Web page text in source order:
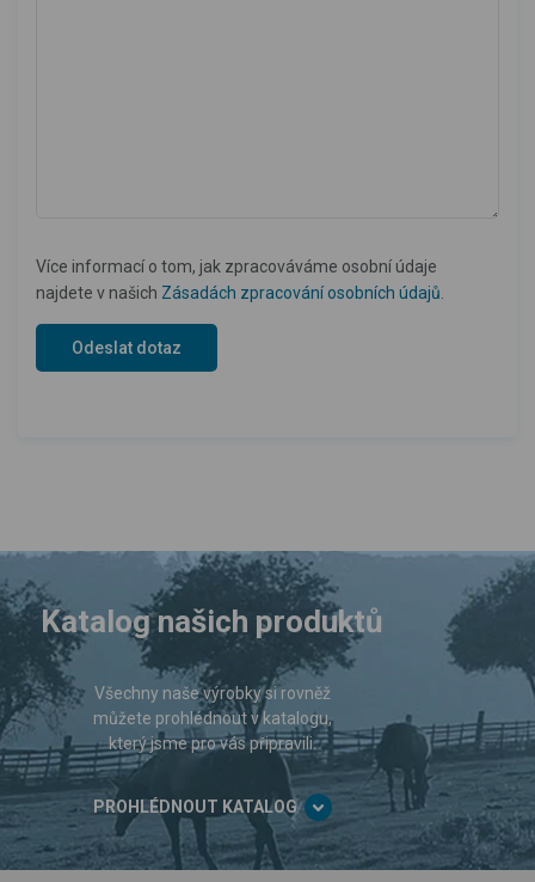
Více informací o tom, jak zpracováváme osobní údaje
najdete v našich Zásadách zpracování osobních údajů
Katalog našich produktů
Všechny naše výrobky si rovněž
můžete prohlédnout v katalogu,
který jsme pro vás připravili.
PROHLÉDNOUT KATALOG